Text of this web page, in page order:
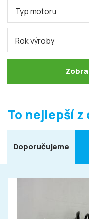
Typ motoru
Rok výroby
To nejlepší z
Doporučujeme